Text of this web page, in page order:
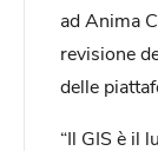
ad Anima
revisione
delle
“Il GIS è il